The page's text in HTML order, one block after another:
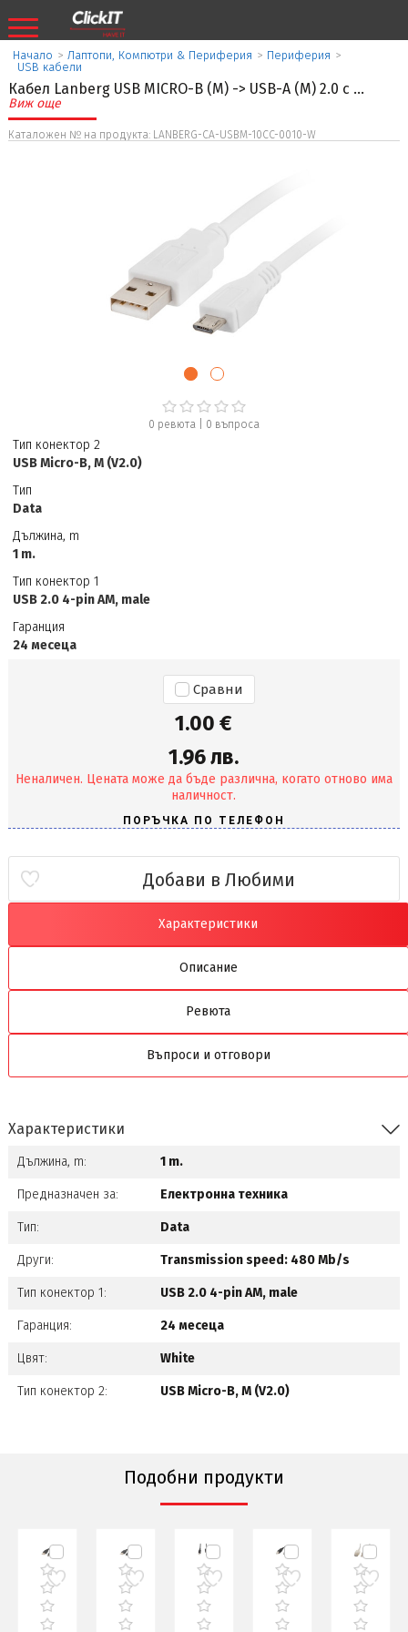
Начало > Лаптопи, Компютри & Периферия > Периферия >
USB кабели
Кабел Lanberg USB MICRO-B (M) -> USB-A (M) 2.0 c ...
Виж още
Каталожен № на продукта: LANBERG-CA-USBM-10CC-0010-W
0 ревюта| 0 въпроса
Тип конектор 2
USB Micro-B, M (V2.0)
Тип
Data
Дължина, m
1 m.
Тип конектор 1
USB 2.0 4-pin AM, male
Гаранция
24 месеца
Сравни
1.00 €
1.96 лв.
Неналичен. Цената може да бъде различна, когато отново има
наличност.
Добави в Любими
Характеристики
Описание
Ревюта
Въпроси и отговори
Характеристики
Дължина, m: 1 m.
Предназначен за: Електронна техника
Тип: Data
Други: Transmission speed: 480 Mb/s
Тип конектор 1: USB 2.0 4-pin AM, male
Гаранция: 24 месеца
Цвят: White
Тип конектор 2: USB Micro-B, M (V2.0)
Подобни продукти